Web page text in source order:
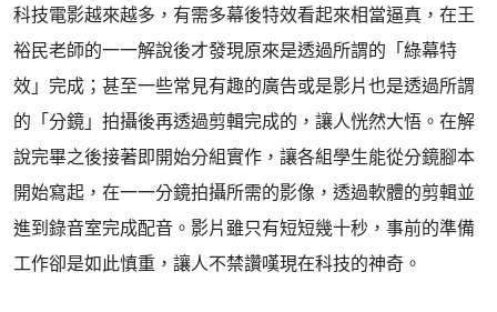
科技電影越來越多，有需多幕後特效看起來相當逼真，在王
裕民老師的一一解說後才發現原來是透過所謂的「綠幕特
效」完成；甚至一些常見有趣的廣告或是影片也是透過所謂
的「分鏡」拍攝後再透過剪輯完成的，讓人恍然大悟。在解
說完畢之後接著即開始分組實作，讓各組學生能從分鏡腳本
開始寫起，在一一分鏡拍攝所需的影像，透過軟體的剪輯並
進到錄音室完成配音。影片雖只有短短幾十秒，事前的準備
工作卻是如此慎重，讓人不禁讚嘆現在科技的神奇。